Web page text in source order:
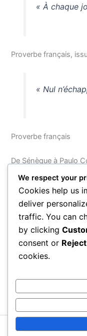
« À chaque
Proverbe français,
« Nul
Proverbe français
De Sénèque à Paulo
françaises aux
tension traverse
que le hasard joue
avons de lui
nous enseigne, c’est
prison ni une
nous voulons être
PRÉCÉDENT
We respect your
Cookies help us
deliver
traffic. You can
by clicking
consent or
cookies.